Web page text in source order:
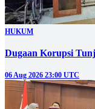
HUKUM
Dugaan Korupsi
06 Aug 2026 23:00 UTC